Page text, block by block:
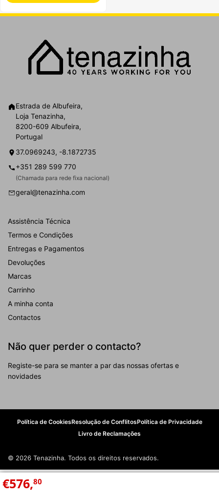
€576,80
Estrada de Albufeira,
Loja Tenazinha,
8200-609 Albufeira,
Portugal
37.0969243, -8.1872735
+351 289 599 770
(Chamada para rede fixa nacional)
geral@tenazinha.com
Assistência Técnica
Termos e Condições
Entregas e Pagamentos
Devoluções
Marcas
Carrinho
A minha conta
Contactos
Não quer perder o contacto?
Registe-se para se manter a par das nossas ofertas e
novidades
Política de CookiesResolução de ConflitosPolítica de Privacidade
Livro de Reclamações
© 2026 Tenazinha. Todos os direitos reservados.